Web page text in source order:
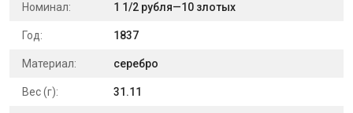
Номинал: 1 1/2 рубля—10 злотых
Год: 1837
Материал: серебро
Вес (г): 31.11